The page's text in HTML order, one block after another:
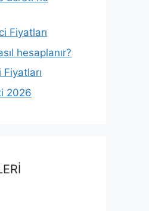
Fiyatları
hesaplanır?
2026